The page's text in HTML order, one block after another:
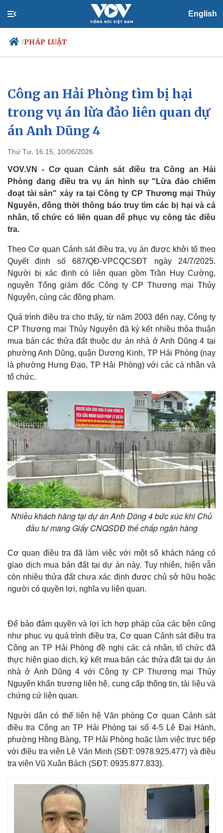
English
/PHÁP LUẬT
Chính trị
Tổ chức nhân sự
Quốc hội
Xã hội
Tin 24h
Dự báo thời tiết
Cuộc sống đó đây
Multimedia
Video
Công an Hải Phòng tìm bị hại
trong vụ án lừa đảo liên quan dự
án Anh Dũng 4
Thứ Tư, 16:15, 10/06/2026
VOV.VN - Cơ quan Cảnh sát điều tra Công an Hải
Phòng đang điều tra vụ án hình sự "Lừa đảo chiếm
đoạt tài sản" xảy ra tại Công ty CP Thương mại Thủy
Nguyên, đồng thời thông báo truy tìm các bị hại và cá
nhân, tổ chức có liên quan để phục vụ công tác điều
tra.
Theo Cơ quan Cảnh sát điều tra, vụ án được khởi tố theo
Quyết định số 687/QĐ-VPCQCSĐT ngày 24/7/2025.
Người bị xác định có liên quan gồm Trần Huy Cường,
nguyên Tổng giám đốc Công ty CP Thương mại Thủy
Nguyên, cùng các đồng phạm.
Quá trình điều tra cho thấy, từ năm 2003 đến nay, Công ty
CP Thương mại Thủy Nguyên đã ký kết nhiều thỏa thuận
mua bán các thửa đất thuộc dự án nhà ở Anh Dũng 4 tại
phường Anh Dũng, quận Dương Kinh, TP Hải Phòng (nay
là phường Hưng Đạo, TP Hải Phòng) với các cá nhân và
tổ chức.
Nhiều khách hàng tại dự án Anh Dũng 4 bức xúc khi Chủ
đầu tư mang Giấy CNQSDĐ thế chấp ngân hàng
Cơ quan điều tra đã làm việc với một số khách hàng có
giao dịch mua bán đất tại dự án này. Tuy nhiên, hiện vẫn
còn nhiều thửa đất chưa xác định được chủ sở hữu hoặc
người có quyền lợi, nghĩa vụ liên quan.
Để bảo đảm quyền và lợi ích hợp pháp của các bên cũng
như phục vụ quá trình điều tra, Cơ quan Cảnh sát điều tra
Công an TP Hải Phòng đề nghị các cá nhân, tổ chức đã
thực hiện giao dịch, ký kết mua bán các thửa đất tại dự án
nhà ở Anh Dũng 4 với Công ty CP Thương mại Thủy
Nguyên khẩn trương liên hệ, cung cấp thông tin, tài liệu và
chứng cứ liên quan.
Người dân có thể liên hệ Văn phòng Cơ quan Cảnh sát
điều tra Công an TP Hải Phòng tại số 4-5 Lê Đại Hành,
phường Hồng Bàng, TP Hải Phòng hoặc làm việc trực tiếp
với điều tra viên Lê Văn Minh (SĐT: 0978.925.477) và điều
tra viên Vũ Xuân Bách (SĐT: 0935.877.833).